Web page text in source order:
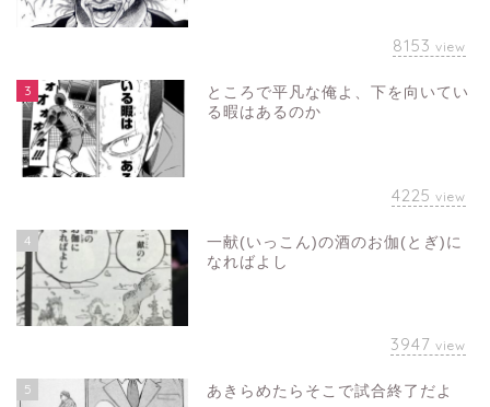
8153 view
3
ところで平凡な俺よ、下を向いてい
る暇はあるのか
4225 view
4
一献(いっこん)の酒のお伽(とぎ)に
なればよし
3947 view
5 あきらめたらそこで試合終了だよ